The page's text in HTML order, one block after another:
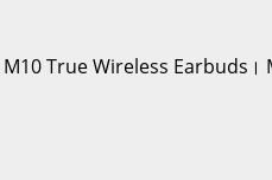
True Wireless Earbuds। M10